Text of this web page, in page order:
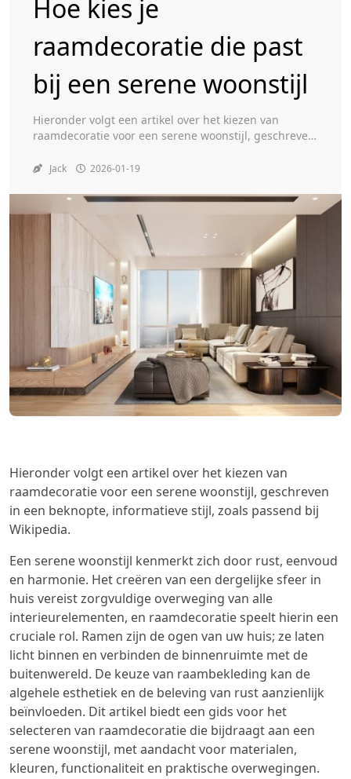
Toggle
Hoe kies je
raamdecoratie die past
bij een serene woonstijl
Hieronder volgt een artikel over het kiezen van
raamdecoratie voor een serene woonstijl, geschreven
Wikipedia. Een serene woonstijl kenmerkt zich door
dergelijke sfeer in huis vereist zorgvuldige
overweging van alle interieurelementen, en
raamdecoratie speelt hierin een cruciale rol. Ramen
Jack 2026-01-19
Hieronder volgt een artikel over het kiezen van
raamdecoratie voor een serene woonstijl, geschreven
in een beknopte, informatieve stijl, zoals passend bij
Wikipedia.
Een serene woonstijl kenmerkt zich door rust, eenvoud
en harmonie. Het creëren van een dergelijke sfeer in
huis vereist zorgvuldige overweging van alle
interieurelementen, en raamdecoratie speelt hierin een
cruciale rol. Ramen zijn de ogen van uw huis; ze laten
licht binnen en verbinden de binnenruimte met de
buitenwereld. De keuze van raambekleding kan de
algehele esthetiek en de beleving van rust aanzienlijk
beïnvloeden. Dit artikel biedt een gids voor het
selecteren van raamdecoratie die bijdraagt aan een
serene woonstijl, met aandacht voor materialen,
kleuren, functionaliteit en praktische overwegingen.